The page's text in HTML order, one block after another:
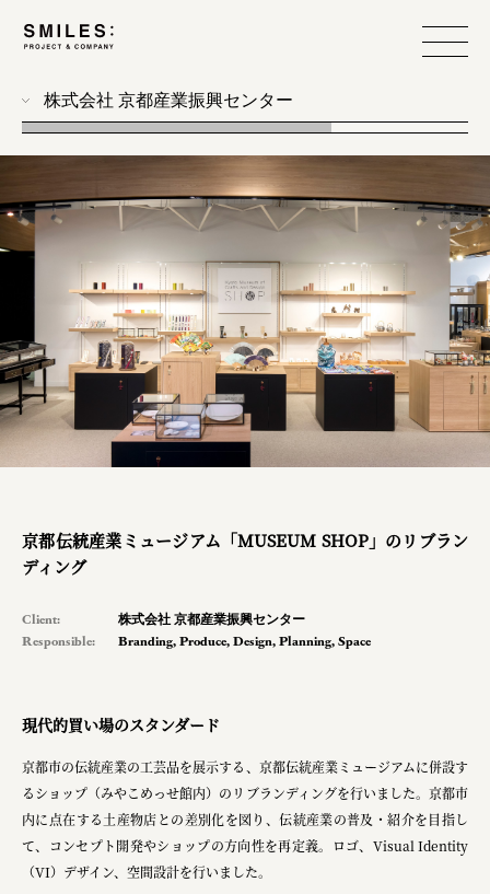
株式会社 京都産業振興センター
all
workshop
food design
event
branding
produce
web
design
pr
Soup Stock Tokyo
100本のスプーン
メッセフランクフルト ジャパン株式会社
キリンホールディングス株式会社
京都伝統産業ミュージアム「MUSEUM SHOP」のリブラン
ディング
Client:
株式会社 京都産業振興センター
Responsible:
Branding,Produce,Design,Planning,Space
現代的買い場のスタンダード
京都市の伝統産業の工芸品を展示する、京都伝統産業ミュージアムに併設す
るショップ（みやこめっせ館内）のリブランディングを行いました。京都市
内に点在する土産物店との差別化を図り、伝統産業の普及・紹介を目指し
て、コンセプト開発やショップの方向性を再定義。ロゴ、Visual Identity
（VI）デザイン、空間設計を行いました。